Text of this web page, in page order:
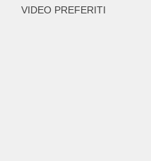
VIDEO PREFERITI